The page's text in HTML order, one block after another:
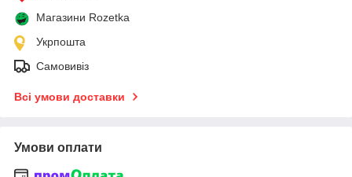
Магазини Rozetka
Укрпошта
Самовивіз
Всі умови доставки
Умови оплати